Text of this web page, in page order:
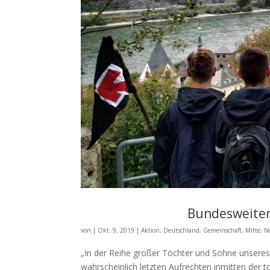
von | Okt. 9, 2019 |Aktion, Deutschland, Gemeinschaft, Mitte,
„In der Reihe großer Töchter und Söhne
wahrscheinlich letzten Aufrechten inmitten der